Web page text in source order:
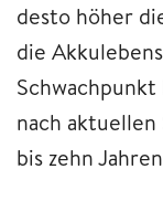
desto höher
die
nach
bis zehn